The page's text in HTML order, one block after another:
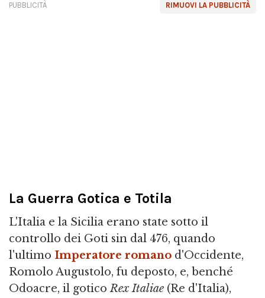
RIMUOVI LA PUBBLICITÀ
PUBBLICITÀ
La Guerra Gotica e Totila
L'Italia e la Sicilia erano state sotto il
controllo dei Goti sin dal 476, quando
l'ultimo Imperatore romano d'Occidente,
Romolo Augustolo, fu deposto, e, benché
Odoacre, il goticoRex Italiae (Re d'Italia),